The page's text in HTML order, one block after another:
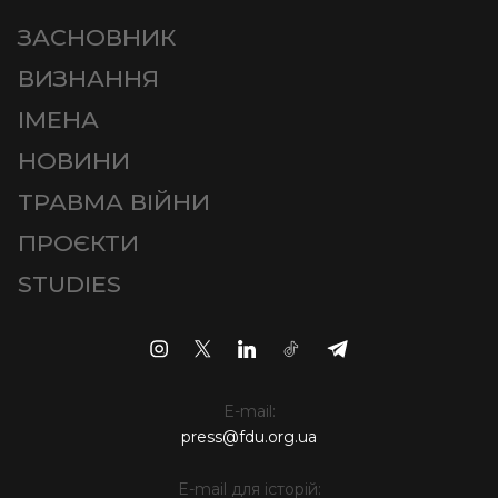
ЗАСНОВНИК
ВИЗНАННЯ
ІМЕНА
НОВИНИ
ТРАВМА ВІЙНИ
ПРОЄКТИ
STUDIES
E-mail:
press@fdu.org.ua
E-mail для історій: